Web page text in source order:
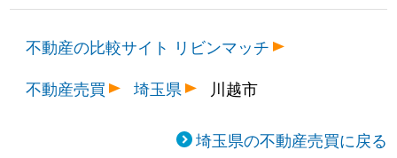
不動産の比較サイト リビンマッチ
不動産売買
埼玉県 川越市
埼玉県の不動産売買に戻る